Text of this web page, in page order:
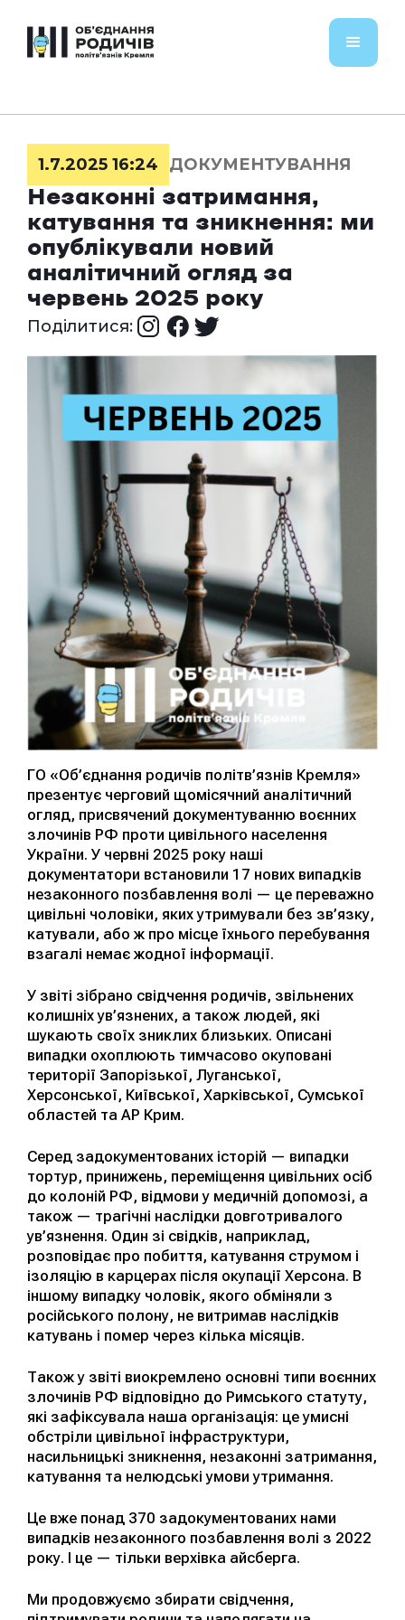
1.7.2025 16:24
ДОКУМЕНТУВАННЯ
Незаконні затримання,
катування та зникнення: ми
опублікували новий
аналітичний огляд за
червень 2025 року
Поділитися:
ГО «Об’єднання родичів політв’язнів Кремля»
презентує черговий щомісячний аналітичний
огляд, присвячений документуванню воєнних
злочинів РФ проти цивільного населення
України. У червні 2025 року наші
документатори встановили 17 нових випадків
незаконного позбавлення волі — це переважно
цивільні чоловіки, яких утримували без зв’язку,
катували, або ж про місце їхнього перебування
взагалі немає жодної інформації.
У звіті зібрано свідчення родичів, звільнених
колишніх ув’язнених, а також людей, які
шукають своїх зниклих близьких. Описані
випадки охоплюють тимчасово окуповані
території Запорізької, Луганської,
Херсонської, Київської, Харківської, Сумської
областей та АР Крим.
Серед задокументованих історій — випадки
тортур, принижень, переміщення цивільних осіб
до колоній РФ, відмови у медичній допомозі, а
також — трагічні наслідки довготривалого
ув’язнення. Один зі свідків, наприклад,
розповідає про побиття, катування струмом і
ізоляцію в карцерах після окупації Херсона. В
іншому випадку чоловік, якого обміняли з
російського полону, не витримав наслідків
катувань і помер через кілька місяців.
Також у звіті виокремлено основні типи воєнних
злочинів РФ відповідно до Римського статуту,
які зафіксувала наша організація: це умисні
обстріли цивільної інфраструктури,
насильницькі зникнення, незаконні затримання,
катування та нелюдські умови утримання.
Це вже понад 370 задокументованих нами
випадків незаконного позбавлення волі з 2022
року. І це — тільки верхівка айсберга.
Ми продовжуємо збирати свідчення,